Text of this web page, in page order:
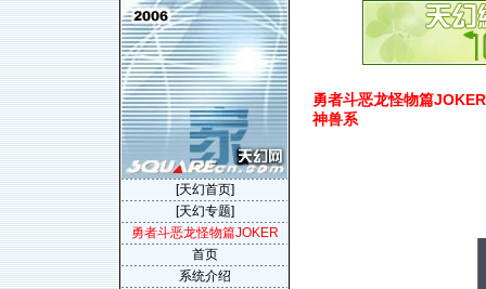
勇者斗恶龙怪物篇
神兽系
[天幻首页]
[天幻专题]
勇者斗恶龙怪物篇JOKER
首页
系统介绍